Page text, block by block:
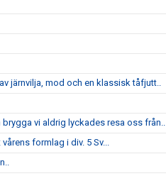
järnvilja, mod och en klassisk tåfjutt..
vi aldrig lyckades resa oss från..
formlag i div. 5 Sv...